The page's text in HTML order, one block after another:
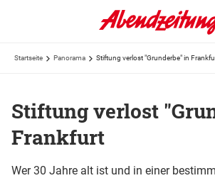
Startseite Panorama Stiftung verlost "Grunderbe" in
Stiftung verlost
Frankfurt
Wer 30 Jahre alt ist und in einer